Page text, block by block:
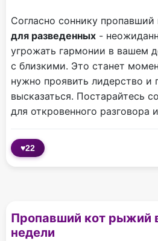
Согласно соннику
для разведенных -
угрожать гармонии в вашем
с близкими. Это станет
нужно проявить лидерство и
высказаться. Постарайтесь
для откровенного разговора
♥22
Пропавший кот рыжий
недели